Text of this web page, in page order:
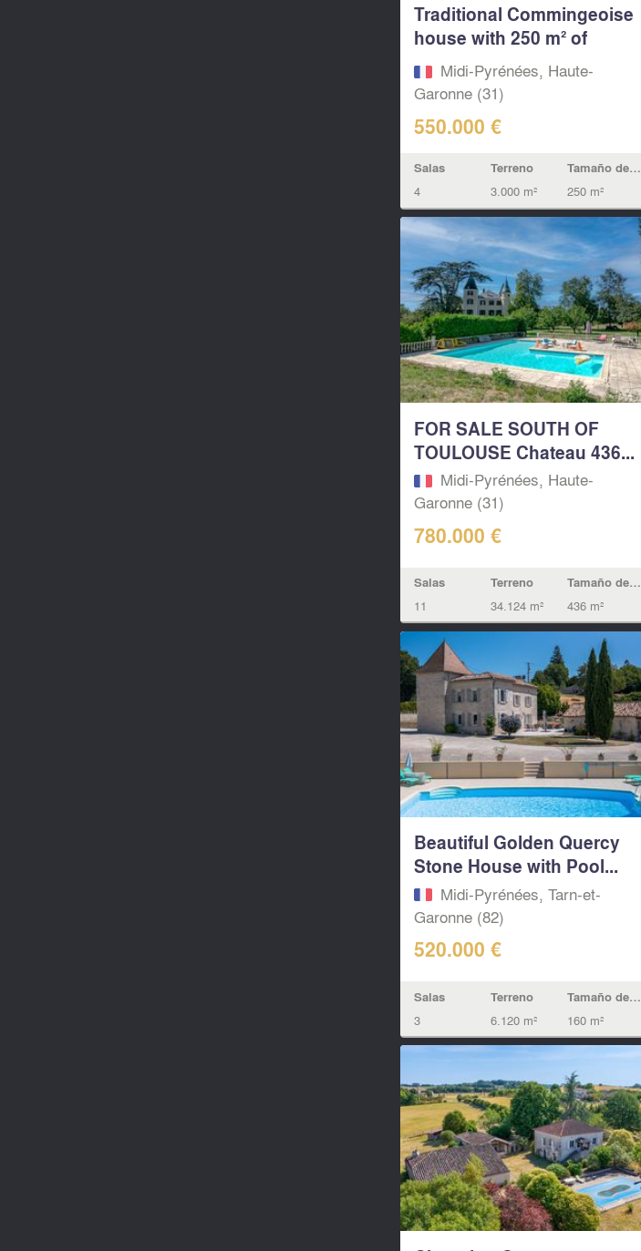
Traditional Commingeoise
house with 250 m² of
living...Midi-Pyrénées, Haute-
Garonne (31)
550.000 €
Salas
4
Terreno
3.000 m²
Tamaño de la vivienda
250 m²
FOR SALE SOUTH OF
TOULOUSE Chateau 436...
Midi-Pyrénées, Haute-
Garonne (31)
780.000 €
Salas
11
Terreno
34.124 m²
Tamaño de la vivienda
436 m²
Beautiful Golden Quercy
Stone House with Pool...
Midi-Pyrénées, Tarn-et-
Garonne (82)
520.000 €
Salas
3
Terreno
6.120 m²
Tamaño de la vivienda
160 m²